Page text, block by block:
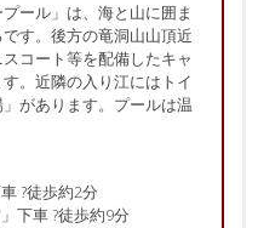
ール」は、海と山に囲ま
す。後方の竜洞山山頂近
コート等を配備したキャ
。近隣の入り江にはトイ
があります。プールは温
?徒歩約2分
下車 ?徒歩約9分